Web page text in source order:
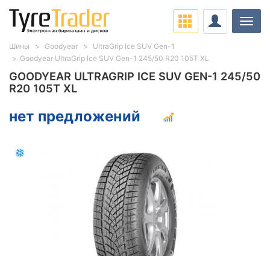
GOODYEAR ULTRAGRIP ICE SUV GEN-1 245/50
R20 105T XL
нет предложений
Шины Goodyear
UltraGrip Ice SUV Gen-1
Goodyear UltraGrip Ice SUV Gen-1 245/50 R20 105T XL